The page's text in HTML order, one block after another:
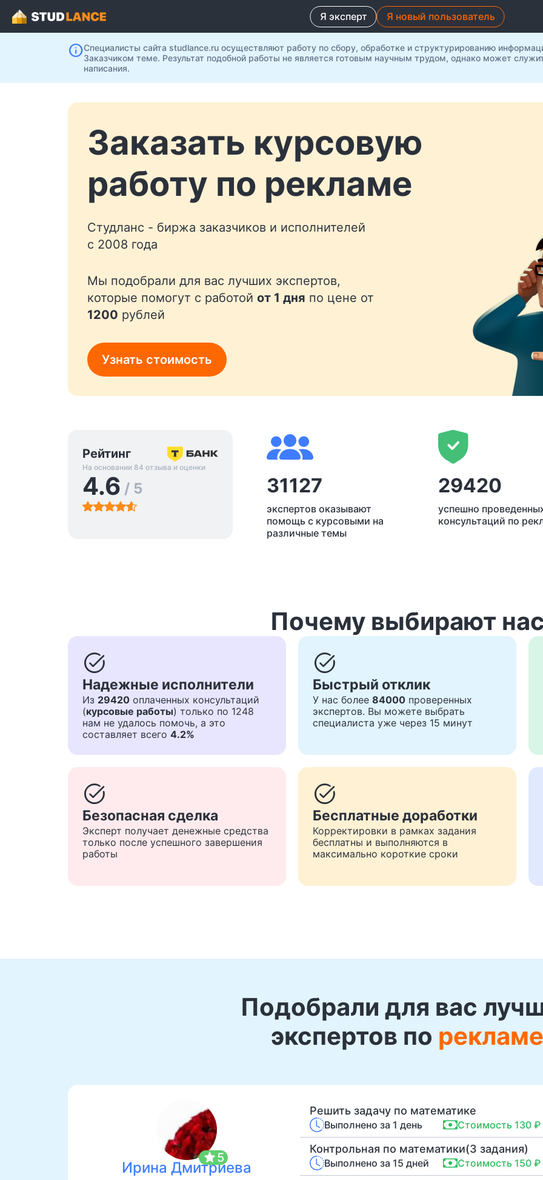
Я эксперт Я новый пользователь
infoСпециалисты сайта studlance.ru осуществляют работу по сбору, обработке и структурированию
Заказчиком теме. Результат подобной работы не является готовым научным трудом, однако может
написания.
Заказать курсовую
работу по рекламе
Студланс - биржа заказчиков и исполнителей
с 2008 года
Мы подобрали для вас лучших экспертов,
которые помогут с работой от 1 дня по цене от
1200 рублей
Узнать стоимость
Рейтинг
На основании 84 отзыва и оценки
4.6 / 5 31127
экспертов оказывают
помощь с курсовыми на
различные темы
29420
успешно
консультаций по
Почему выбирают
task_alt
Надежные исполнители
Из 29420 оплаченных консультаций
(курсовые работы) только по 1248
нам не удалось помочь, а это
составляет всего 4.2%
task_alt
Быстрый отклик
У нас более 84000 проверенных
экспертов. Вы можете выбрать
специалиста уже через 15 минут
task_alt
Безопасная сделка
Эксперт получает денежные средства
только после успешного завершения
работы
task_alt
Бесплатные доработки
Корректировки в рамках задания
бесплатны и выполняются в
максимально короткие сроки
Подобрали для вас
экспертов по рекламе
star5
Ирина Дмитриева
Решить задачу по математике
Выполнено за 1 день Стоимость 130 ₽
Контрольная по математики(3 задания)
Выполнено за 15 дней Стоимость 150 ₽